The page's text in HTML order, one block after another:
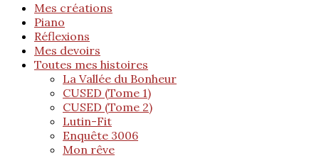
Mes créations
Piano
Réflexions
Mes devoirs
Toutes mes histoires
La Vallée du Bonheur
CUSED (Tome 1)
CUSED (Tome 2)
Lutin-Fit
Enquête 3006
Mon rêve